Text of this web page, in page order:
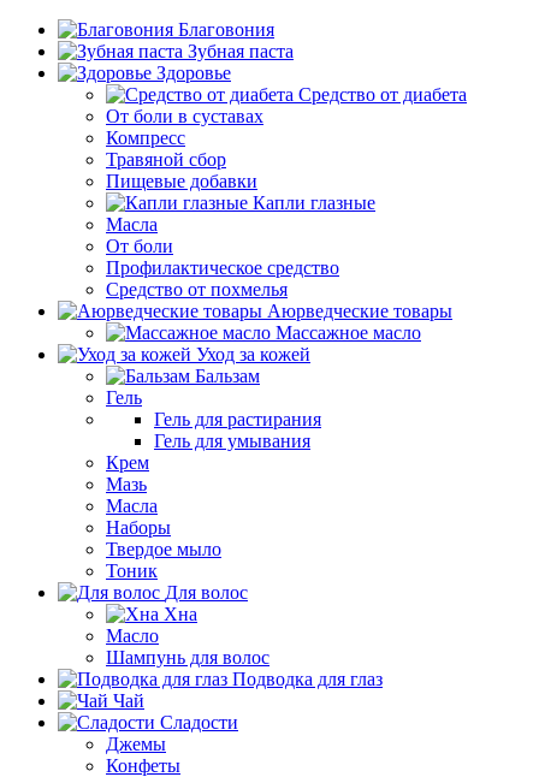
Благовония
Зубная паста
Здоровье
Средство от диабета
От боли в суставах
Компресс
Травяной сбор
Пищевые добавки
Капли глазные
Масла
От боли
Профилактическое средство
Средство от похмелья
Аюрведческие товары
Массажное масло
Уход за кожей
Бальзам
Гель
Гель для растирания
Гель для умывания
Крем
Мазь
Масла
Наборы
Твердое мыло
Тоник
Для волос
Хна
Масло
Шампунь для волос
Подводка для глаз
Чай
Сладости
Джемы
Конфеты